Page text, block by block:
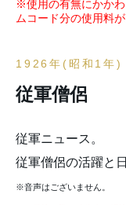
※使用の有無にかか
ムコード分の使用料
1926年(昭和1年)
従軍僧侶
従軍ニュース。
従軍僧侶の活躍と
※音声はございません。